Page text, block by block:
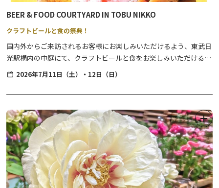
BEER & FOOD COURTYARD IN TOBU NIKKO
クラフトビールと食の祭典！
国内外からご来訪されるお客様にお楽しみいただけるよう、東武日
光駅構内の中庭にて、クラフトビールと食をお楽しみいただけるイ
ベントを開催します。
2026年7月11日（土）・12日（日）
11：00～17：00
・開催場所
東武日光駅 中庭
※駅構内へ入場する際には、入場券または乗車券が必要
2026年7月11日（土）・12日（日）